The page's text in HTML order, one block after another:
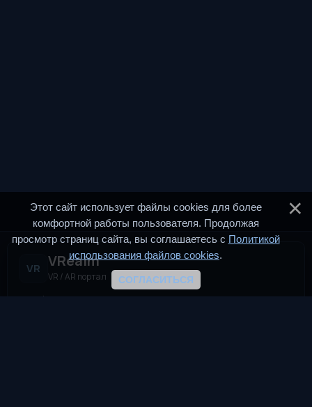
VR VRealm
VR / AR портал
VRealm.ru — информационный портал, посвящённый
Этот сайт использует файлы cookies для более
комфортной работы пользователя. Продолжая
просмотр страниц сайта, вы соглашаетесь с Политикой
использования файлов cookies.
СОГЛАСИТЬСЯ